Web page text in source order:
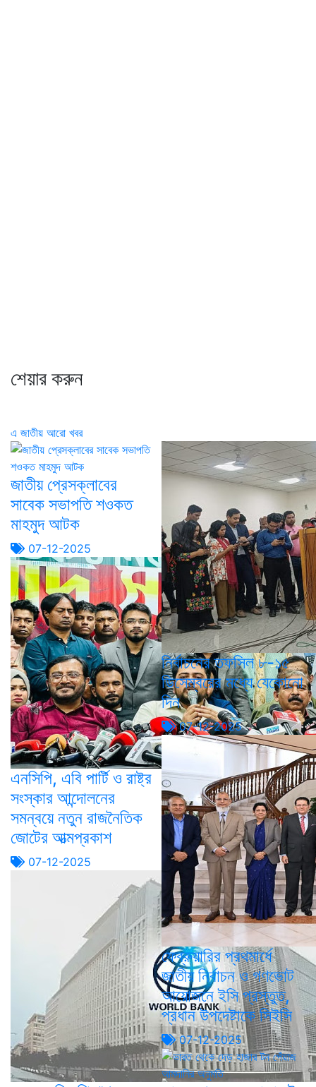
শেয়ার করুন
এ জাতীয় আরো খবর
জাতীয় প্রেসক্লাবের
সাবেক সভাপতি শওকত
মাহমুদ আটক
07-12-2025
এনসিপি, এবি পার্টি ও রাষ্ট্র
সংস্কার আন্দোলনের
সমন্বয়ে নতুন রাজনৈতিক
জোটের আত্মপ্রকাশ
07-12-2025
নির্বাচনের তফসিল ৮-১৫
ডিসেম্বরের মধ্যে যেকোনো
দিন
07-12-2025
ফেব্রুয়ারির প্রথমার্ধে
জাতীয় নির্বাচন ও গণভোট
আয়োজনে ইসি প্রস্তুত,
প্রধান উপদেষ্টাকে সিইসি
07-12-2025